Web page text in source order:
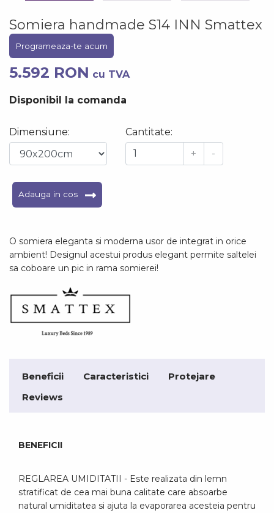
Somiera handmade S14 INN Smattex
Programeaza-te acum
5.592 RON cu TVA
Disponibil la comanda
Dimensiune:
Cantitate:
+
-
Adauga in cos
O somiera eleganta si moderna usor de integrat in orice
ambient! Designul acestui produs elegant permite saltelei
sa coboare un pic in rama somierei!
Beneficii Caracteristici
Protejare
Reviews
BENEFICII
REGLAREA UMIDITATII - Este realizata din lemn
stratificat de cea mai buna calitate care absoarbe
natural umiditatea si ajuta la evaporarea acesteia pentru